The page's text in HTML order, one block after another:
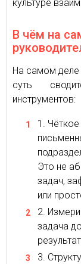
культуре
В чём на
На самом деле
суть
инструментов:
Чёткое
Это не
задач,
или
задача